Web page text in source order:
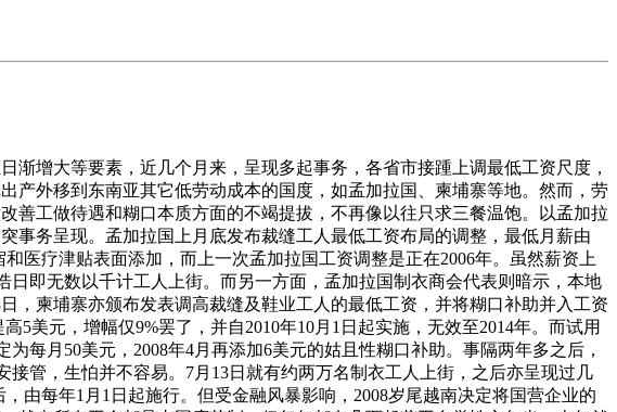
增大等要素，近几个月来，呈现多起事务，各省市接踵上调最低工资尺度，
产外移到东南亚其它低劳动成本的国度，如孟加拉国、柬埔寨等地。然而，劳
善工做待遇和糊口本质方面的不竭提拔，不再像以往只求三餐温饱。以孟加拉
事务呈现。孟加拉国上月底发布裁缝工人最低工资布局的调整，最低月薪由
医疗津贴表面添加，而上一次孟加拉国工资调整是正在2006年。虽然薪资上
即无数以千计工人上街。而另一方面，孟加拉国制衣商会代表则暗示，本地
，柬埔寨亦颁布发表调高裁缝及鞋业工人的最低工资，并将糊口补助并入工资
美元，增幅仅9%罢了，并自2010年10月1日起实施，无效至2014年。而试用
每月50美元，2008年4月再添加6美元的姑且性糊口补助。事隔两年多之后，
管，生怕并不容易。7月13日就有约两万名制衣工人上街，之后亦呈现过几
由每年1月1日起施行。但受金融风暴影响，2008岁尾越南决定将国营企业的